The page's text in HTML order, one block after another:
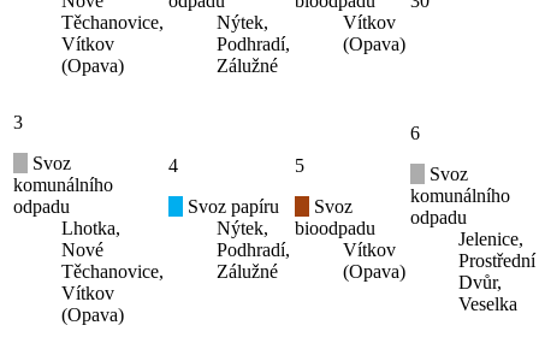
Těchanovice,
Vítkov
(Opava)
Nýtek,
Podhradí,
Zálužné
Vítkov
(Opava)
3
Svoz
komunálního
odpadu
Lhotka,
Nové
Těchanovice,
Vítkov
(Opava)
4
Svoz papíru
Nýtek,
Podhradí,
Zálužné
5
Svoz
bioodpadu
Vítkov
(Opava)
6
Svoz
komunálního
odpadu
Jelenice,
Prostřední
Dvůr,
Veselka